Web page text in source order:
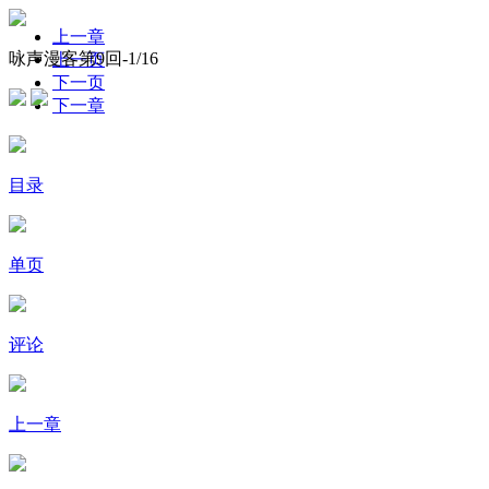
咏声漫客第9回-1/16
上一章
上一页
下一页
下一章
目录
单页
评论
上一章